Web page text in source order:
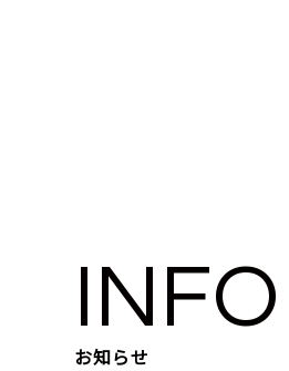
INFO
お知らせ